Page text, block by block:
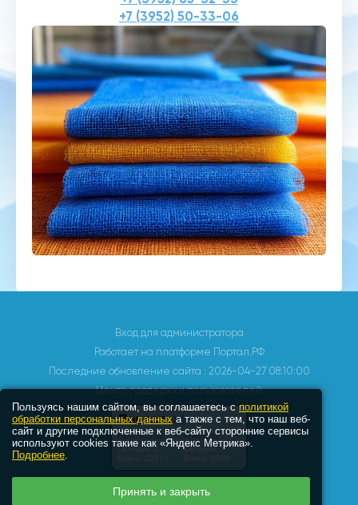
Пользуясь нашим сайтом, вы соглашаетесь с политикой
обработки персональных данных а также с тем, что наш веб-
сайт и другие подключенные к веб-сайту сторонние сервисы
используют cookies такие как «Яндекс Метрика».
Подробнее.
Принять и закрыть
+7 (3952) 50-33-06
Вход для администратора
Работает на платформе Портал.РФ
Последние обновление сайта : 2026-04-27 08:10:00
Центр поддержки пользователей